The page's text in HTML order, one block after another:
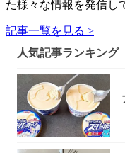
た様々な情報を発信し
記事一覧を見る >
人気記事ランキング